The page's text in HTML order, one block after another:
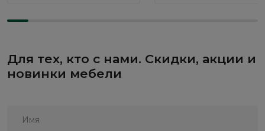
Для тех, кто с нами. Скидки, акции и
новинки мебели